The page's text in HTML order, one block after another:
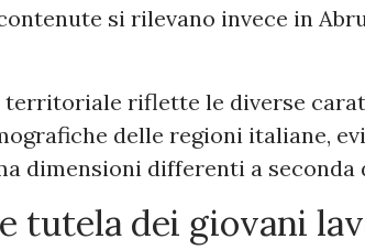
si rilevano invece in
territoriale riflette le diverse
delle regioni italiane,
dimensioni differenti a
tutela dei giovani